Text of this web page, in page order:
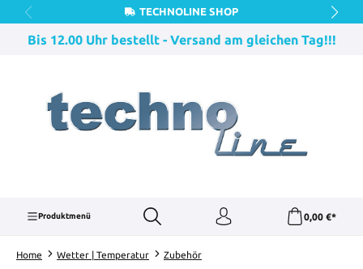
Zum Hauptinhalt springenTECHNOLINE SHOP
Bis 12.00 Uhr bestellt - Versand am gleichen Tag!!!
Produktmenü 0,00 €*
Home Wetter | Temperatur Zubehör